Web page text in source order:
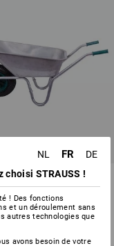
galvanisée
€ 132,98
NL FR
DE
choisi STRAUSS !
! Des fonctions
et un déroulement sans
autres technologies que
avons besoin de votre